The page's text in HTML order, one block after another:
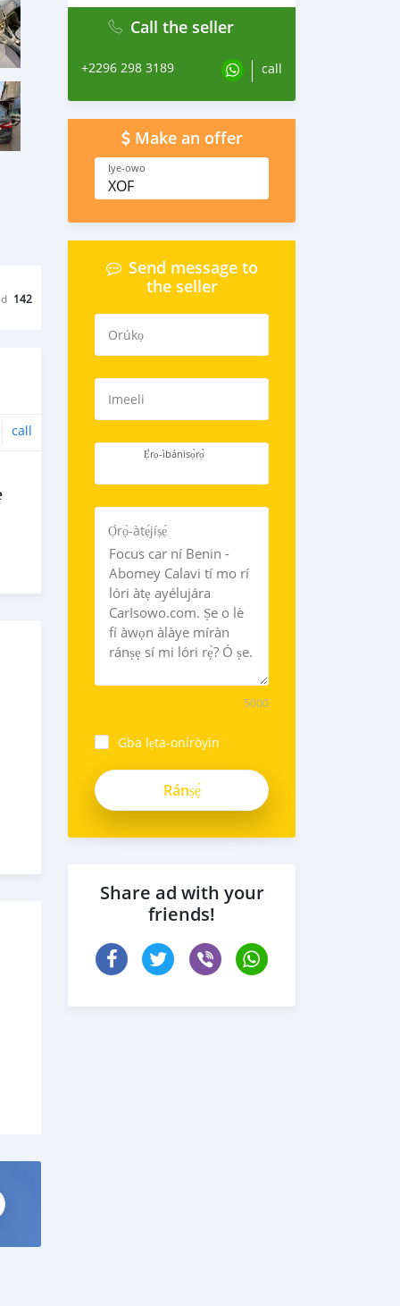
142
call
Call the seller
+2296 298 3189 call
Make an offer
Iye-owo
XOF
Send message to
the seller
Orúkọ
Imeeli
Ẹ̀rọ-ìbánisọ̀rọ̀
Ọ̀rọ̀-àtẹ́jíṣẹ́
5000
Gba lẹta-oníròyìn
Share ad with your
friends!